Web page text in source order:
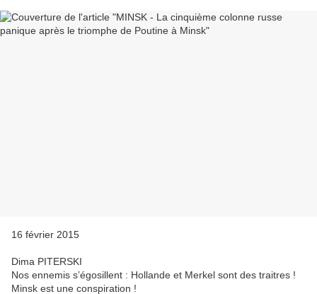
16 février 2015
Dima PITERSKI
Nos ennemis s’égosillent : Hollande et Merkel sont des traitres !
Minsk est une conspiration !